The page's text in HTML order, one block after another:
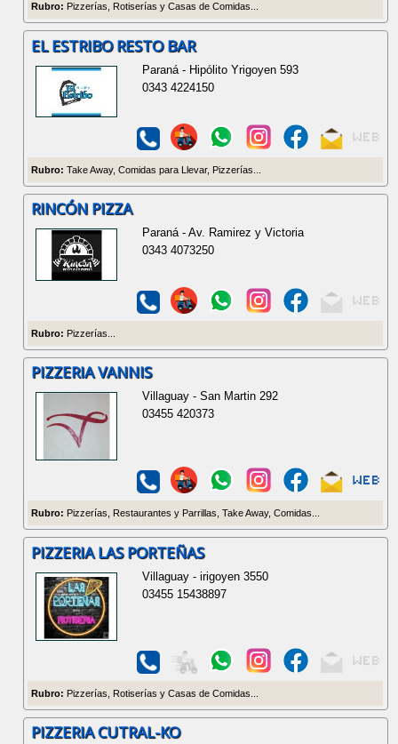
Rubro: Pizzerías, Rotiserías y Casas de Comidas...
EL ESTRIBO RESTO BAR
Paraná - Hipólito Yrigoyen 593
0343 4224150
Rubro: Take Away, Comidas para Llevar, Pizzerías...
RINCÓN PIZZA
Paraná - Av. Ramirez y Victoria
0343 4073250
Rubro: Pizzerías...
PIZZERIA VANNIS
Villaguay - San Martin 292
03455 420373
Rubro: Pizzerías, Restaurantes y Parrillas, Take Away, Comidas...
PIZZERIA LAS PORTEÑAS
Villaguay - irigoyen 3550
03455 15438897
Rubro: Pizzerías, Rotiserías y Casas de Comidas...
PIZZERIA CUTRAL-KO